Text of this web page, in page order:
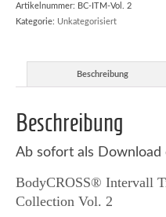
Menge
Artikelnummer: BC-ITM-Vol. 2
Kategorie: Unkategorisiert
Beschreibung
Beschreibung
Ab sofort als Download
BodyCROSS® Intervall
Collection Vol. 2